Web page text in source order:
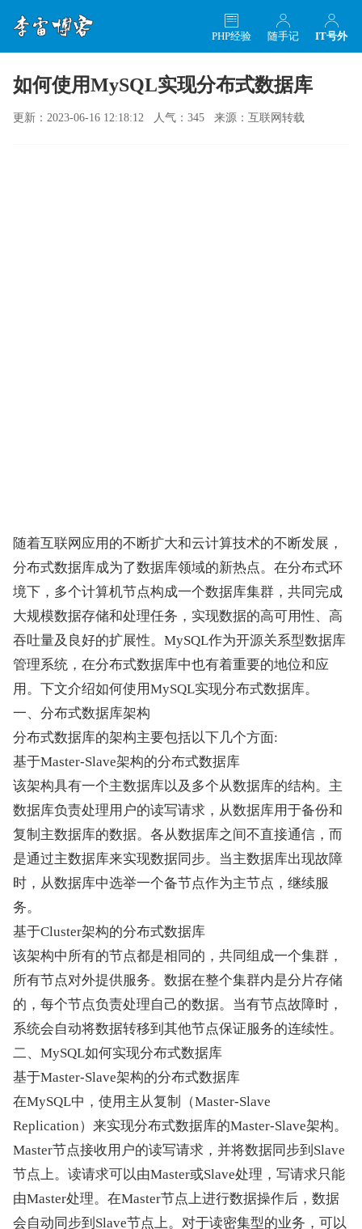
IT号外
随手记
PHP经验
如何使用MySQL实现分布式数据库
更新：2023-06-16 12:18:12 人气：345 来源：互联网转载
随着互联网应用的不断扩大和云计算技术的不断发展，
分布式数据库成为了数据库领域的新热点。在分布式环
境下，多个计算机节点构成一个数据库集群，共同完成
大规模数据存储和处理任务，实现数据的高可用性、高
吞吐量及良好的扩展性。MySQL作为开源关系型数据库
管理系统，在分布式数据库中也有着重要的地位和应
用。下文介绍如何使用MySQL实现分布式数据库。
一、分布式数据库架构
分布式数据库的架构主要包括以下几个方面:
基于Master-Slave架构的分布式数据库
该架构具有一个主数据库以及多个从数据库的结构。主
数据库负责处理用户的读写请求，从数据库用于备份和
复制主数据库的数据。各从数据库之间不直接通信，而
是通过主数据库来实现数据同步。当主数据库出现故障
时，从数据库中选举一个备节点作为主节点，继续服
务。
基于Cluster架构的分布式数据库
该架构中所有的节点都是相同的，共同组成一个集群，
所有节点对外提供服务。数据在整个集群内是分片存储
的，每个节点负责处理自己的数据。当有节点故障时，
系统会自动将数据转移到其他节点保证服务的连续性。
二、MySQL如何实现分布式数据库
基于Master-Slave架构的分布式数据库
在MySQL中，使用主从复制（Master-Slave
Replication）来实现分布式数据库的Master-Slave架构。
Master节点接收用户的读写请求，并将数据同步到Slave
节点上。读请求可以由Master或Slave处理，写请求只能
由Master处理。在Master节点上进行数据操作后，数据
会自动同步到Slave节点上。对于读密集型的业务，可以